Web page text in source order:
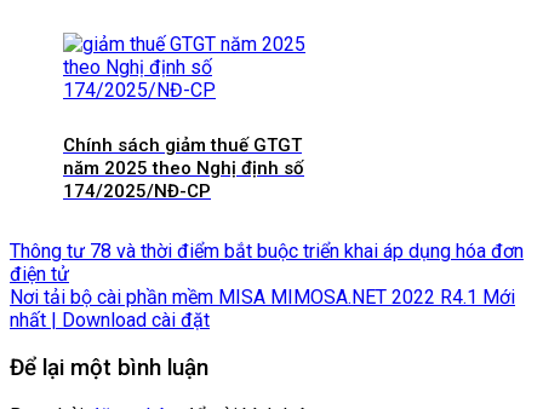
Chính sách giảm thuế GTGT
năm 2025 theo Nghị định số
174/2025/NĐ-CP
Thông tư 78 và thời điểm bắt buộc triển khai áp dụng hóa đơn
điện tử
Nơi tải bộ cài phần mềm MISA MIMOSA.NET 2022 R4.1 Mới
nhất | Download cài đặt
Để lại một bình luận